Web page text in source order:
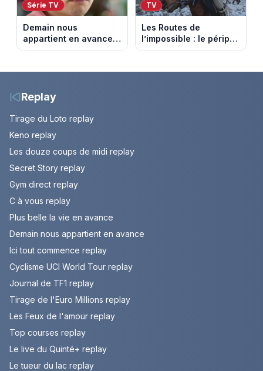
Série TV
Demain nous
appartient en avance:
Samuel perd le
août 2026.
TV
Les Routes de
l’impossible : le périple
glacial d’une famille
Replay
Tirage du Loto replay
Keno replay
Les douze coups de midi replay
Secret Story replay
Gym direct replay
C à vous replay
Plus belle la vie en avance
Demain nous appartient en avance
Ici tout commence replay
Cyclisme UCI World Tour replay
Journal de TF1 replay
Tirage de l'Euro Millions replay
Les Feux de l'amour replay
Top courses replay
Le live du Quinté+ replay
Le tueur du lac replay